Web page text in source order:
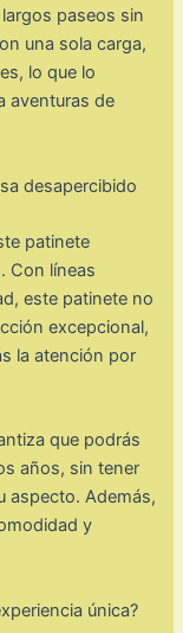
paseos sin
una sola carga,
lo que lo
aventuras de
desapercibido
patinete
Con líneas
este patinete no
excepcional,
la atención por
que podrás
años, sin tener
aspecto. Además,
y
única?